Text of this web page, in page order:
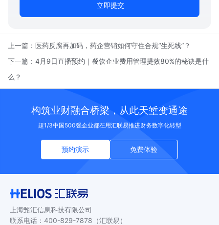
立即提交
上一篇： 医药反腐再加码，药企营销如何守住合规“生死线”？
下一篇： 4月9日直播预约｜餐饮企业费用管理提效80%的秘诀是什
么？
构筑业财融合桥梁，从此天堑变通途
超1/3中国500强企业都在用汇联易推进财务数字化转型
预约演示 免费体验
上海甄汇信息科技有限公司
联系电话 ： 400-829-7878 （汇联易）